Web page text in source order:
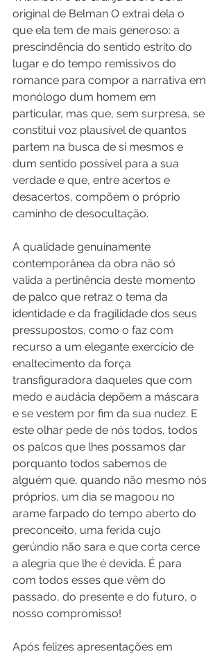
original de Belman O extrai dela o
que ela tem de mais generoso: a
prescindência do sentido estrito do
lugar e do tempo remissivos do
romance para compor a narrativa em
monólogo dum homem em
particular, mas que, sem surpresa, se
constitui voz plausível de quantos
partem na busca de si mesmos e
dum sentido possível para a sua
verdade e que, entre acertos e
desacertos, compõem o próprio
caminho de desocultação.
A qualidade genuinamente
contemporânea da obra não só
valida a pertinência deste momento
de palco que retraz o tema da
identidade e da fragilidade dos seus
pressupostos, como o faz com
recurso a um elegante exercício de
enaltecimento da força
transfiguradora daqueles que com
medo e audácia depõem a máscara
e se vestem por fim da sua nudez. E
este olhar pede de nós todos, todos
os palcos que lhes possamos dar
porquanto todos sabemos de
alguém que, quando não mesmo nós
próprios, um dia se magoou no
arame farpado do tempo aberto do
preconceito, uma ferida cujo
gerúndio não sara e que corta cerce
a alegria que lhe é devida. É para
com todos esses que vêm do
passado, do presente e do futuro, o
nosso compromisso!
Após felizes apresentações em